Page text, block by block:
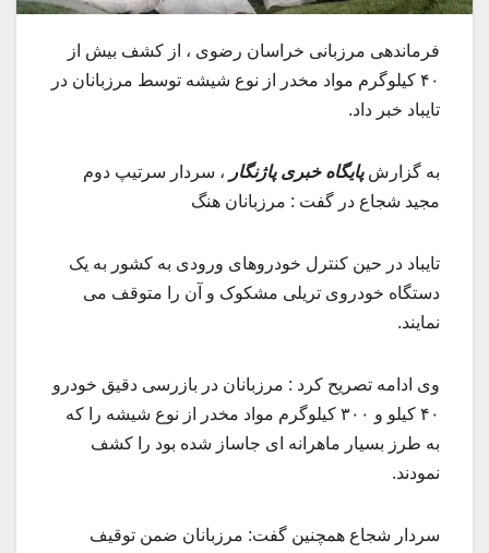
فرماندهی مرزبانی خراسان رضوی ، از کشف بیش از
۴۰ کیلوگرم مواد مخدر از نوع شیشه توسط مرزبانان در
تایباد خبر داد.
به گزارشپایگاه خبری پاژنگار ، سردار سرتیپ دوم
مجید شجاع در گفت : مرزبانان هنگ
تایباد در حین کنترل خودروهای ورودی به کشور به یک
دستگاه خودروی تریلی مشکوک و آن را متوقف می
نمایند.
وی ادامه تصریح کرد : مرزبانان در بازرسی دقیق خودرو
۴۰ کیلو و ۳۰۰ کیلوگرم مواد مخدر از نوع شیشه را که
به طرز بسیار ماهرانه ای جاساز شده بود را کشف
نمودند.
سردار شجاع همچنین گفت: مرزبانان ضمن توقیف